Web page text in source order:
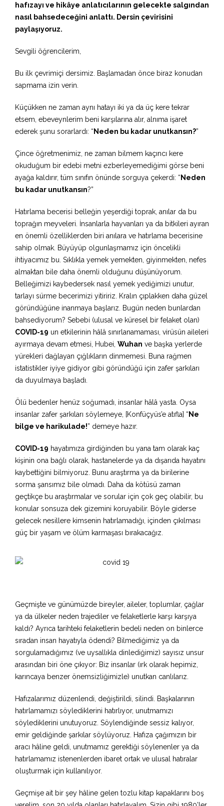
hafızayı ve hikâye anlatıcılarının gelecekte salgından
nasıl bahsedeceğini anlattı. Dersin çevirisini
paylaşıyoruz.
Sevgili öğrencilerim,
Bu ilk çevrimiçi dersimiz. Başlamadan önce biraz konudan
sapmama izin verin.
Küçükken ne zaman aynı hatayı iki ya da üç kere tekrar
etsem, ebeveynlerim beni karşılarına alır, alnıma işaret
ederek şunu sorarlardı: “Neden bu kadar unutkansın?”
Çince öğretmenimiz, ne zaman bilmem kaçıncı kere
okuduğum bir edebi metni ezberleyemediğimi görse beni
ayağa kaldırır, tüm sınıfın önünde sorguya çekerdi: “Neden
bu kadar unutkansın?”
Hatırlama becerisi belleğin yeşerdiği toprak, anılar da bu
toprağın meyveleri. İnsanlarla hayvanları ya da bitkileri ayıran
en önemli özelliklerden biri anılara ve hatırlama becerisine
sahip olmak. Büyüyüp olgunlaşmamız için öncelikli
ihtiyacımız bu. Sıklıkla yemek yemekten, giyinmekten, nefes
almaktan bile daha önemli olduğunu düşünüyorum.
Belleğimizi kaybedersek nasıl yemek yediğimizi unutur,
tarlayı sürme becerimizi yitiririz. Kralın çıplakken daha güzel
göründüğüne inanmaya başlarız. Bugün neden bunlardan
bahsediyorum? Sebebi (ulusal ve küresel bir felaket olan)
COVID-19 un etkilerinin hâlâ sınırlanamaması, virüsün aileleri
ayırmaya devam etmesi, Hubei, Wuhan ve başka yerlerde
yürekleri dağlayan çığlıkların dinmemesi. Buna rağmen
istatistikler iyiye gidiyor gibi göründüğü için zafer şarkıları
da duyulmaya başladı.
Ölü bedenler henüz soğumadı, insanlar hâlâ yasta. Oysa
insanlar zafer şarkıları söylemeye, [Konfüçyüs’e atıfla] “Ne
bilge ve harikulade!” demeye hazır.
COVID-19 hayatımıza girdiğinden bu yana tam olarak kaç
kişinin ona bağlı olarak, hastanelerde ya da dışarıda hayatını
kaybettiğini bilmiyoruz. Bunu araştırma ya da birilerine
sorma şansımız bile olmadı. Daha da kötüsü zaman
geçtikçe bu araştırmalar ve sorular için çok geç olabilir, bu
konular sonsuza dek gizemini koruyabilir. Böyle giderse
gelecek nesillere kimsenin hatırlamadığı, içinden çıkılması
güç bir yaşam ve ölüm karmaşası bırakacağız.
Geçmişte ve günümüzde bireyler, aileler, toplumlar, çağlar
ya da ülkeler neden trajediler ve felaketlerle karşı karşıya
kaldı? Ayrıca tarihteki felaketlerin bedeli neden on binlerce
sıradan insan hayatıyla ödendi? Bilmediğimiz ya da
sorgulamadığımız (ve uysallıkla dinlediğimiz) sayısız unsur
arasından biri öne çıkıyor: Biz insanlar (ırk olarak hepimiz,
karıncaya benzer önemsizliğimizle) unutkan canlılarız.
Hafızalarımız düzenlendi, değiştirildi, silindi. Başkalarının
hatırlamamızı söylediklerini hatırlıyor, unutmamızı
söylediklerini unutuyoruz. Söylendiğinde sessiz kalıyor,
emir geldiğinde şarkılar söylüyoruz. Hafıza çağımızın bir
aracı hâline geldi, unutmamız gerektiği söylenenler ya da
hatırlamamız istenenlerden ibaret ortak ve ulusal hatıralar
oluşturmak için kullanılıyor.
Geçmişe ait bir şey hâline gelen tozlu kitap kapaklarını boş